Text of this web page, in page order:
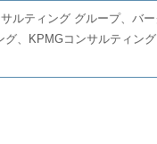
ルティング グループ、バ
、KPMGコンサルティン